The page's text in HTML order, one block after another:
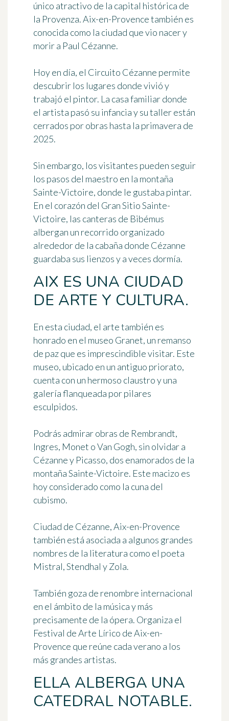
único atractivo de la capital histórica de
la Provenza. Aix-en-Provence también es
conocida como la ciudad que vio nacer y
morir a Paul Cézanne.
Hoy en día, el Circuito Cézanne permite
descubrir los lugares donde vivió y
trabajó el pintor. La casa familiar donde
el artista pasó su infancia y su taller están
cerrados por obras hasta la primavera de
2025.
Sin embargo, los visitantes pueden seguir
los pasos del maestro en la montaña
Sainte-Victoire, donde le gustaba pintar.
En el corazón del Gran Sitio Sainte-
Victoire, las canteras de Bibémus
albergan un recorrido organizado
alrededor de la cabaña donde Cézanne
guardaba sus lienzos y a veces dormía.
AIX ES UNA CIUDAD
DE ARTE Y CULTURA.
En esta ciudad, el arte también es
honrado en el museo Granet, un remanso
de paz que es imprescindible visitar. Este
museo, ubicado en un antiguo priorato,
cuenta con un hermoso claustro y una
galería flanqueada por pilares
esculpidos.
Podrás admirar obras de Rembrandt,
Ingres, Monet o Van Gogh, sin olvidar a
Cézanne y Picasso, dos enamorados de la
montaña Sainte-Victoire. Este macizo es
hoy considerado como la cuna del
cubismo.
Ciudad de Cézanne, Aix-en-Provence
también está asociada a algunos grandes
nombres de la literatura como el poeta
Mistral, Stendhal y Zola.
También goza de renombre internacional
en el ámbito de la música y más
precisamente de la ópera. Organiza el
Festival de Arte Lírico de Aix-en-
Provence que reúne cada verano a los
más grandes artistas.
ELLA ALBERGA UNA
CATEDRAL NOTABLE.